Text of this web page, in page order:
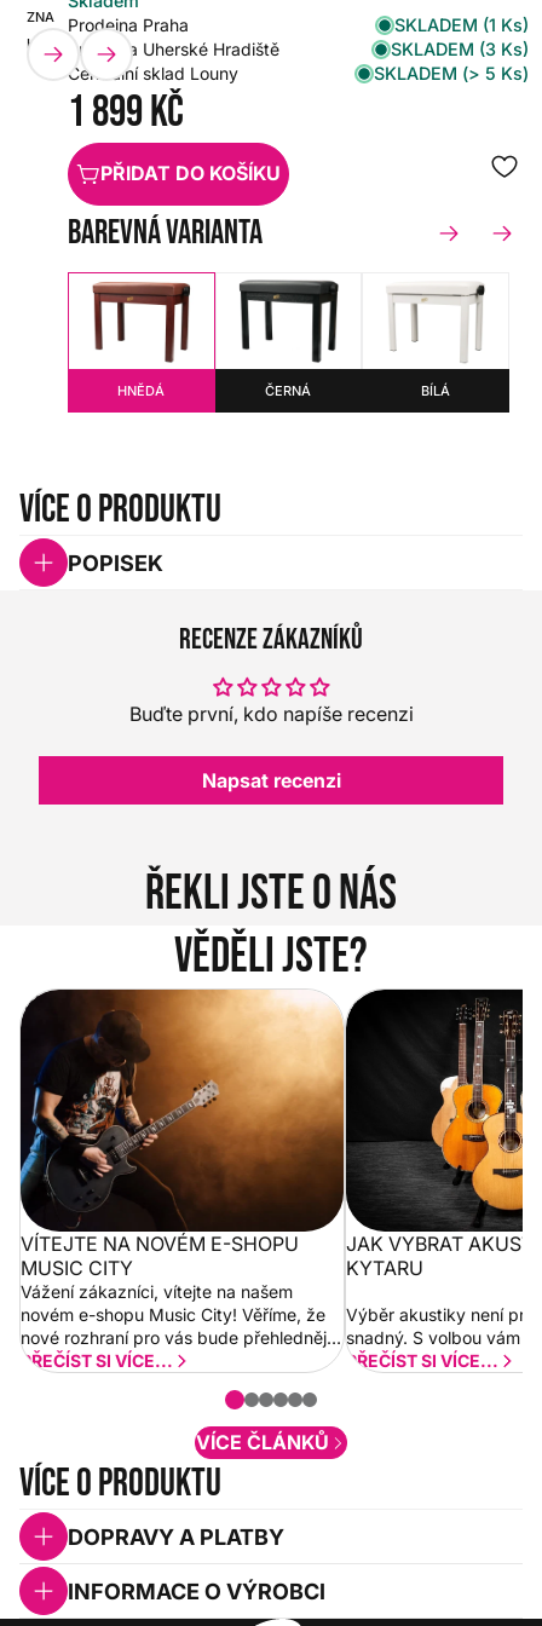
ZNAČKA:
HENRY'S
SKU:
HX0000000105932
Prodejna Praha
SKLADEM (1 Ks)
Prodejna Uherské Hradiště
SKLADEM (3 Ks)
Centrální sklad Louny
SKLADEM (> 5 Ks)
1 899 Kč
PŘIDAT DO KOŠÍKU
Barevná varianta
HNĚDÁ ČERNÁ BÍLÁ
Více o produktu
POPISEK
Recenze zákazníků
Buďte první, kdo napíše recenzi
Napsat recenzi
Řekli jste o nás
Věděli jste?
Vítejte na novém e-shopu Music
City
VÍTEJTE NA NOVÉM E-SHOPU
MUSIC CITY
Vážení zákazníci, vítejte na našem
novém e-shopu Music City! Věříme, že
nové rozhraní pro vás bude přehlednější
a rychlejší. Postupně budeme přidávat
PŘEČÍST SI VÍCE...
Jak vybrat
JAK VYBRAT
KYTARU
Výběr akustiky není pro
snadný. S volbou vám
PŘEČÍST SI VÍCE...
VÍCE ČLÁNKŮ
Více o produktu
DOPRAVY A PLATBY
INFORMACE O VÝROBCI